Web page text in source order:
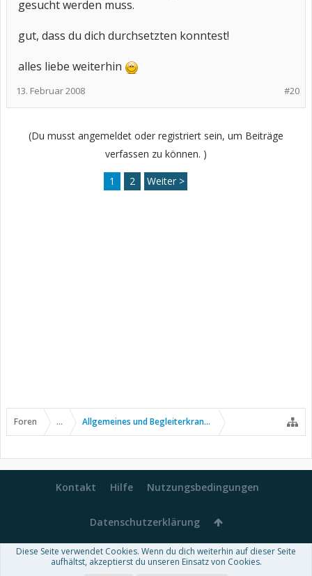
gesucht werden muss.
gut, dass du dich durchsetzten konntest!
alles liebe weiterhin
#20
13. Februar 2008
(Du musst angemeldet oder registriert sein, um Beiträge
verfassen zu können. )
1 2 Weiter >
Foren ... Allgemeines und Begleiterkrankungen
Kontakt Hilfe Nutzungsbedingungen
Datenschutzerklärung
Forum software by XenForo™-Deutsch von xenDach
Diese Seite verwendet Cookies. Wenn du dich weiterhin auf dieser Seite
aufhältst, akzeptierst du unseren Einsatz von Cookies.